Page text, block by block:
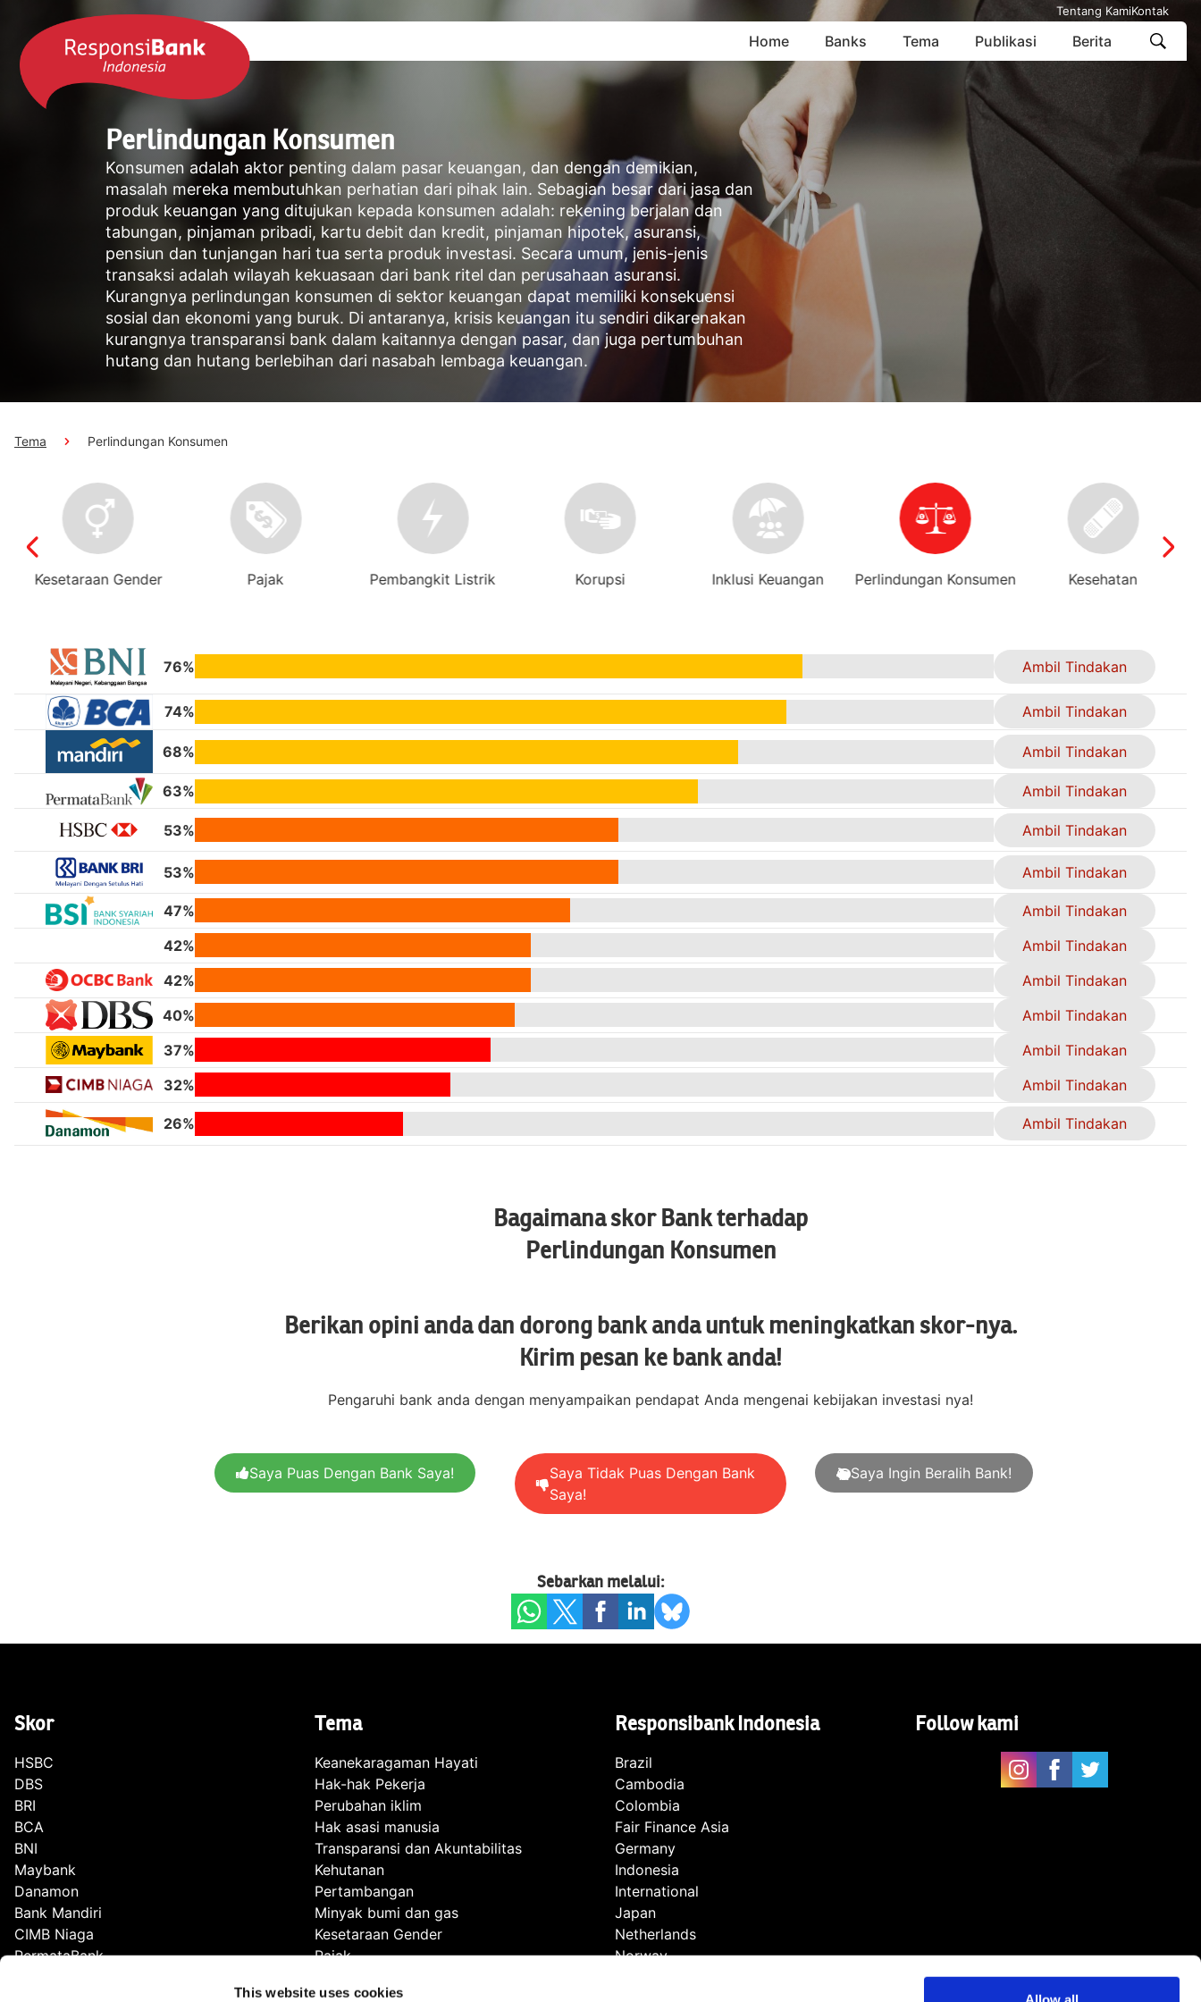
This website uses cookies
Tentang KamiKontak
Home Banks Tema Publikasi Berita
Perlindungan Konsumen
Konsumen adalah aktor penting dalam pasar keuangan, dan dengan demikian,
masalah mereka membutuhkan perhatian dari pihak lain. Sebagian besar dari jasa dan
produk keuangan yang ditujukan kepada konsumen adalah: rekening berjalan dan
tabungan, pinjaman pribadi, kartu debit dan kredit, pinjaman hipotek, asuransi,
pensiun dan tunjangan hari tua serta produk investasi. Secara umum, jenis-jenis
transaksi adalah wilayah kekuasaan dari bank ritel dan perusahaan asuransi.
Kurangnya perlindungan konsumen di sektor keuangan dapat memiliki konsekuensi
sosial dan ekonomi yang buruk. Di antaranya, krisis keuangan itu sendiri dikarenakan
kurangnya transparansi bank dalam kaitannya dengan pasar, dan juga pertumbuhan
hutang dan hutang berlebihan dari nasabah lembaga keuangan.
Tema Perlindungan Konsumen
Kesetaraan Gender Pajak Pembangkit Listrik Korupsi Inklusi Keuangan Perlindungan Konsumen Kesehatan
76% Ambil Tindakan
74% Ambil Tindakan
68% Ambil Tindakan
63% Ambil Tindakan
53% Ambil Tindakan
53% Ambil Tindakan
47%
Ambil Tindakan
42%
Ambil Tindakan
42%
Ambil Tindakan
40%
Ambil Tindakan
37%
Ambil Tindakan
32%
Ambil Tindakan
26% Ambil Tindakan
Bagaimana skor Bank terhadap
Perlindungan Konsumen
Berikan opini anda dan dorong bank anda untuk meningkatkan skor-nya.
Kirim pesan ke bank anda!
Pengaruhi bank anda dengan menyampaikan pendapat Anda mengenai kebijakan investasi nya!
Saya Puas Dengan Bank Saya!
Saya Tidak Puas Dengan Bank
Saya!
Saya Ingin Beralih Bank!
Sebarkan melalui:
Skor
HSBC
DBS
BRI
BCA
BNI
Maybank
Danamon
Bank Mandiri
CIMB Niaga
PermataBank
Tema
Keanekaragaman Hayati
Hak-hak Pekerja
Perubahan iklim
Hak asasi manusia
Transparansi dan Akuntabilitas
Kehutanan
Pertambangan
Minyak bumi dan gas
Kesetaraan Gender
Pajak
Korupsi
Responsibank Indonesia
Brazil
Cambodia
Colombia
Fair Finance Asia
Germany
Indonesia
International
Japan
Netherlands
Norway
Follow kami